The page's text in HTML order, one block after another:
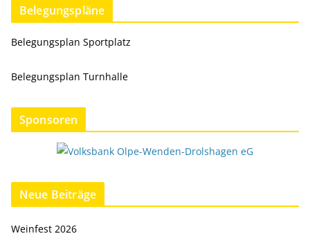
Belegungspläne
Belegungsplan Sportplatz
Belegungsplan Turnhalle
Sponsoren
Neue Beiträge
Weinfest 2026